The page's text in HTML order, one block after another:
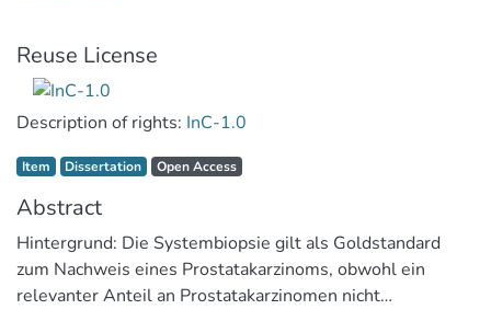
Reuse License
Description of rights: InC-1.0
Item type:
Item, Dissertation Access status:
Open Access,
Abstract
Hintergrund: Die Systembiopsie gilt als Goldstandard
zum Nachweis eines Prostatakarzinoms, obwohl ein
relevanter Anteil an Prostatakarzinomen nicht